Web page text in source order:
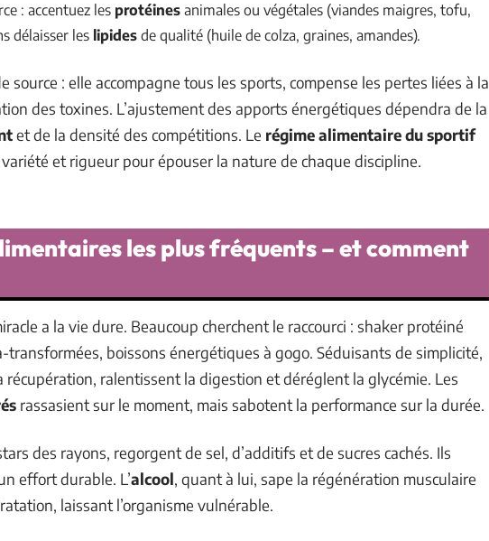
: accentuez les protéines animales ou végétales (viandes maigres, tofu,
délaisser les lipides de qualité (huile de colza, graines, amandes).
source : elle accompagne tous les sports, compense les pertes liées à la
des toxines. L’ajustement des apports énergétiques dépendra de la
et de la densité des compétitions. Le régime alimentaire du sportif
et rigueur pour épouser la nature de chaque discipline.
les plus fréquents – et comment
a la vie dure. Beaucoup cherchent le raccourci : shaker protéiné
boissons énergétiques à gogo. Séduisants de simplicité,
récupération, ralentissent la digestion et déréglent la glycémie. Les
rassasient sur le moment, mais sabotent la performance sur la durée.
des rayons, regorgent de sel, d’additifs et de sucres cachés. Ils
effort durable. L’alcool, quant à lui, sape la régénération musculaire
laissant l’organisme vulnérable.